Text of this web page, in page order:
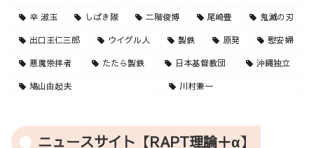
辛 淑玉 しばき隊 二階俊博 尾崎豊 鬼滅の刃
出口王仁三郎 ウイグル人 製鉄 原発 慰安婦
悪魔崇拝者 たたら製鉄 日本基督教団 沖縄独立
鳩山由起夫 川村兼一
ニュースサイト【RAPT理論＋α】